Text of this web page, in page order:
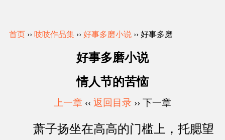
首页 ›› 吱吱作品集 ›› 好事多磨小说 ›› 好事多磨
好事多磨小说
情人节的苦恼
上一章 ‹‹ 返回目录 ›› 下一章
萧子扬坐在高高的门槛上，托腮望